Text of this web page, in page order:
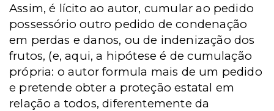
Assim, é lícito ao autor, cumular ao pedido
possessório outro pedido de condenação
em perdas e danos, ou de indenização dos
frutos, (e, aqui, a hipótese é de cumulação
própria: o autor formula mais de um pedido
e pretende obter a proteção estatal em
relação a todos, diferentemente da